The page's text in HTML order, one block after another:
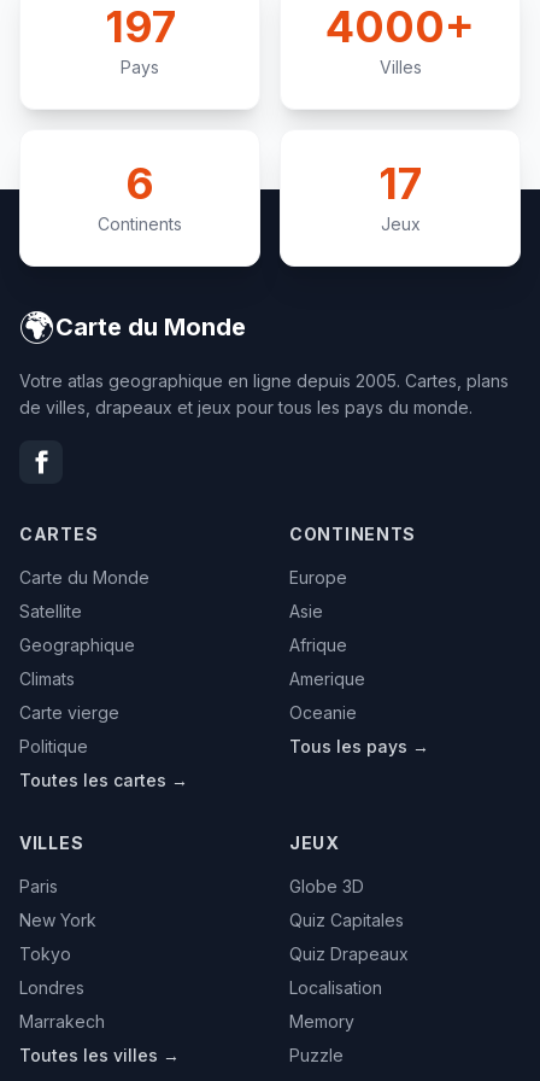
197
Pays
4000+
Villes
6
Continents
17
Jeux
🌍Carte du Monde
Votre atlas geographique en ligne depuis 2005. Cartes, plans
de villes, drapeaux et jeux pour tous les pays du monde.
CARTES
Carte du Monde
Satellite
Geographique
Climats
Carte vierge
Politique
Toutes les cartes →
CONTINENTS
Europe
Asie
Afrique
Amerique
Oceanie
Tous les pays →
VILLES
Paris
New York
Tokyo
Londres
Marrakech
Toutes les villes →
JEUX
Globe 3D
Quiz Capitales
Quiz Drapeaux
Localisation
Memory
Puzzle